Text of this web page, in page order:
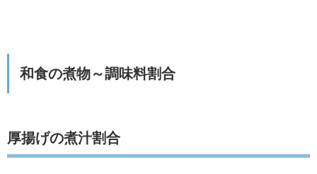
和食の煮物～調味料割合
厚揚げの煮汁割合